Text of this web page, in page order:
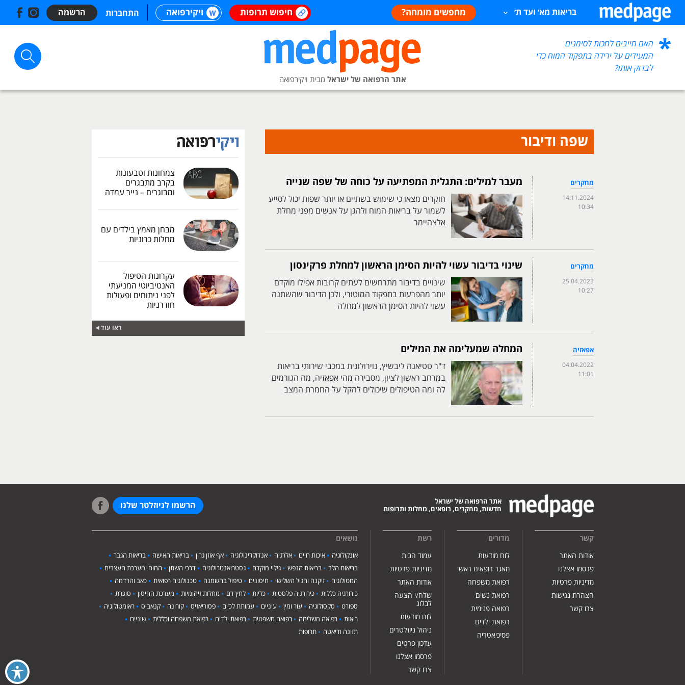
בריאות מא׳ ועד ת׳ מחפשים מומחה? חיפוש תרופות ויקירפואה התחברות הרשמה
האם חייבים לחכות לסימנים
המעידים על ירידה בתפקוד המוח כדי
לבדוק אותו?
אתר הרפואה של ישראל מבית ויקירפואה
שפה ודיבור
מחקרים
14.11.2024
10:34
מעבר למילים: התגלית המפתיעה על כוחה של שפה שנייה
חוקרים מצאו כי שימוש בשתיים או יותר שפות יכול לסייע
לשמור על בריאות המוח ולהגן על אנשים מפני מחלת
אלצהיימר
מחקרים
25.04.2023
10:27
שינוי בדיבור עשוי להיות הסימן הראשון למחלת פרקינסון
שינויים בדיבור מתרחשים לעתים קרובות אפילו מוקדם
יותר מהפרעות בתפקוד המוטורי, ולכן הדיבור שהשתנה
עשוי להיות הסימן הראשון למחלה
אפאזיה
04.04.2022
11:01
המחלה שמעלימה את המילים
ד"ר טטיאנה ליבשיץ, נוירולוגית במכבי שירותי בריאות
במרחב ראשון לציון, מסבירה מהי אפאזיה, מה הגורמים
לה ומה הטיפולים שיכולים להקל על החמרת המצב
צמחונות וטבעונות
בקרב מתבגרים
ומבוגרים – נייר עמדה
מבחן מאמץ בילדים עם
מחלות כרוניות
עקרונות הטיפול
האנטיביוטי המניעתי
לפני ניתוחים ופעולות
חודרניות
ראו עוד
אתר הרפואה של ישראל
חדשות, מחקרים, רופאים, מחלות ותרופות
הרשמו לניוזלטר שלנו
קשר
אודות האתר
פרסמו אצלנו
מדיניות פרטיות
הצהרת נגישות
צרו קשר
מדורים
לוח מודעות
מאגר רופאים ראשי
רפואת משפחה
רפואת נשים
רפואה פנימית
רפואת ילדים
פסיכיאטריה
רשת
עמוד הבית
מדיניות פרטיות
אודות האתר
שלח/י הצעה
לבלוג
לוח מודעות
ניהול ניוזלטרים
עדכון פרטים
פרסמו אצלנו
צרו קשר
נושאים
אונקולוגיה איכות חיים אלרגיה אנדוקרינולוגיה אף אוזן גרון בריאות האישה
בריאות הגבר
בריאות הלב
בריאות הנפש גילוי מוקדם גסטרואנטרולוגיה דרכי השתן
המוח ומערכת העצבים
המטולוגיה
זיקנה והגיל השלישי חיסונים טיפול בהשמנה טכנולוגיה רפואית
כאב והרדמה
כירורגיה כללית
כירורגיה פלסטית כליות לחץ דם מחלות זיהומיות מערכת החיסון
סוכרת
ספורט
סקסולוגיה עור ומין עיניים עמותת לכ"ם פסוריאזיס קורונה קנאביס
ראומטולוגיה
ריאות
רפואה משלימה רפואה משפטית רפואת ילדים רפואת משפחה וכללית
שיניים
תזונה ודיאטה
תרופות